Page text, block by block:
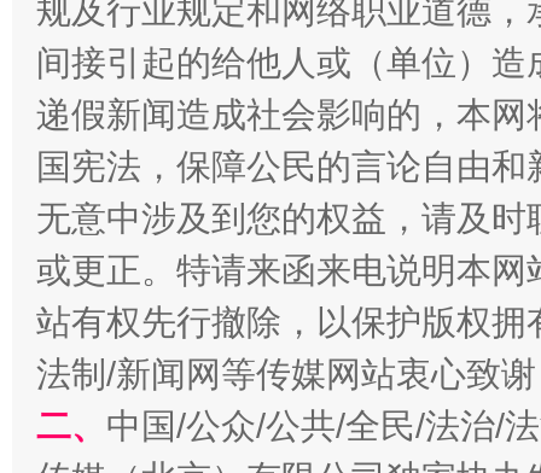
揭开“小金库”的免责幌子
规及行业规定和网络职业道德
间接引起的给他人或（单位）
递假新闻造成社会影响的，本
国宪法，保障公民的言论自由
无意中涉及到您的权益，请及
或更正。特请来函来电说明本
站有权先行撤除，以保护版权
法制/新闻网等传媒网站衷心致
二、 中国/公众/公共/全民/法治/